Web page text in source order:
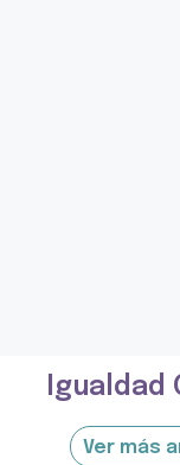
Igualdad
Ver más